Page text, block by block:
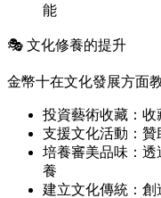
能
🎭 文化修養的提升
金幣十在文化發展方面
投資藝術收藏：
支援文化活動：
培養審美品味：
養
建立文化傳統：